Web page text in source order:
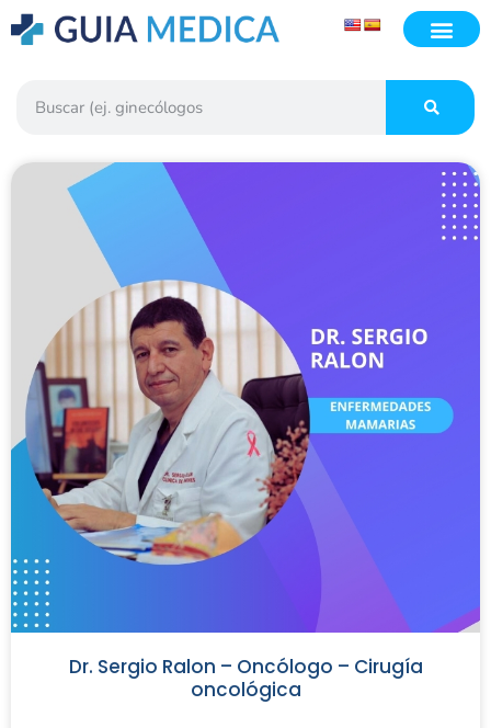
Dr. Sergio Ralon – Oncólogo – Cirugía
oncológica